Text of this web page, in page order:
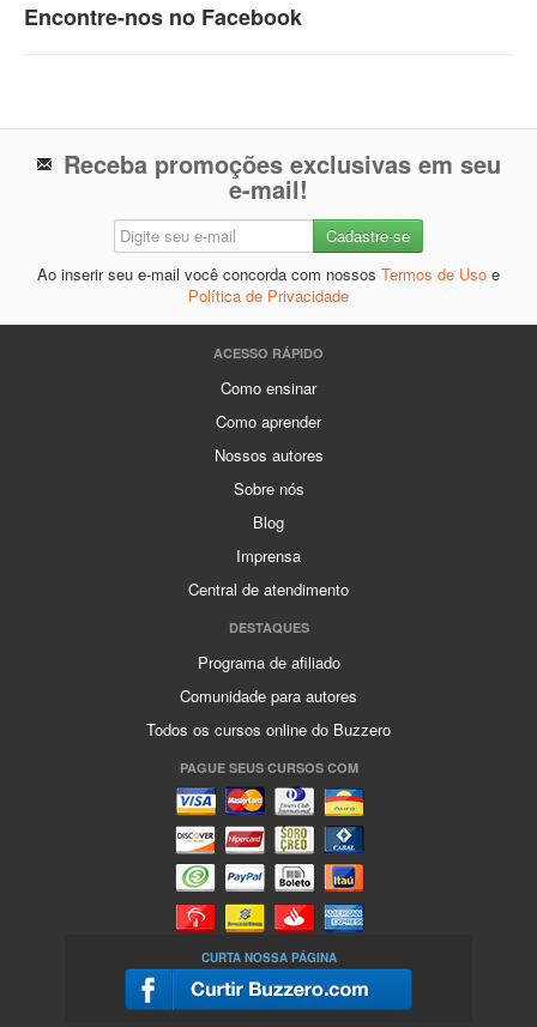
Encontre-nos no Facebook
Receba promoções exclusivas em seu
e-mail!
Ao inserir seu e-mail você concorda com nossos Termos de Uso e
Política de Privacidade
ACESSO RÁPIDO
Como ensinar
Como aprender
Nossos autores
Sobre nós
Blog
Imprensa
Central de atendimento
DESTAQUES
Programa de afiliado
Comunidade para autores
Todos os cursos online do Buzzero
PAGUE SEUS CURSOS COM
CURTA NOSSA PÁGINA